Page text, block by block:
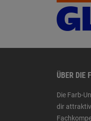
ÜBER DIE
Die Farb-
dir